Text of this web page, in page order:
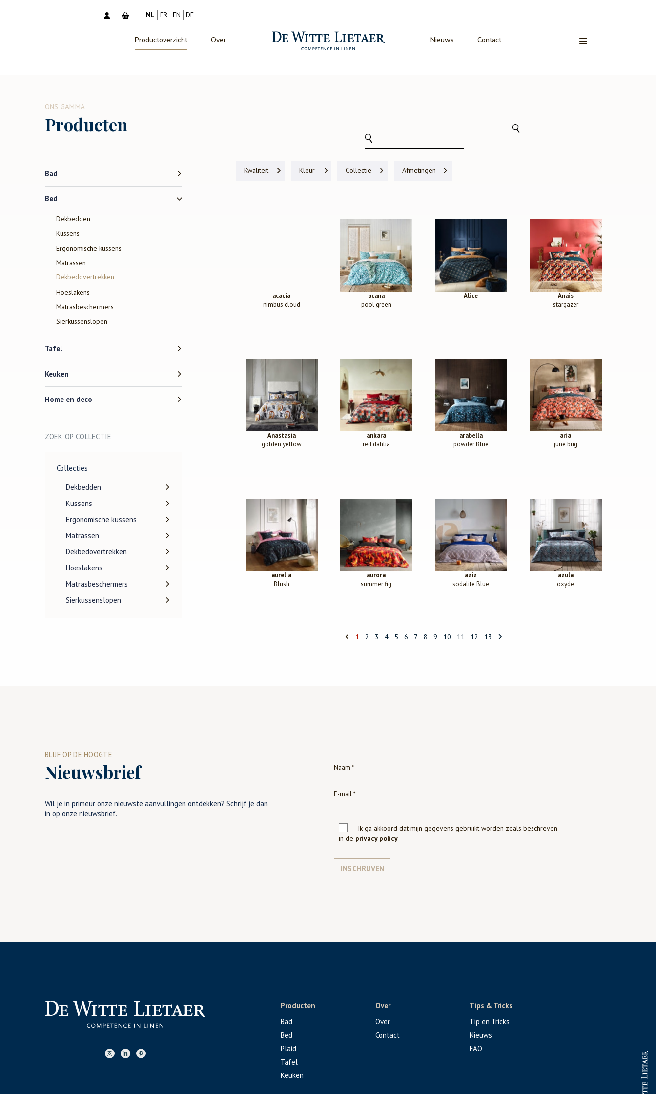
NL FR EN DE
Productoverzicht Over Nieuws Contact
ONS GAMMA
Producten
Bad
Bed
Dekbedden
Kussens
Ergonomische kussens
Matrassen
Dekbedovertrekken
Hoeslakens
Matrasbeschermers
Sierkussenslopen
Tafel
Keuken
Home en deco
ZOEK OP COLLECTIE
Collecties
Dekbedden
Kussens
Ergonomische kussens
Matrassen
Dekbedovertrekken
Hoeslakens
Matrasbeschermers
Sierkussenslopen
Kwaliteit Kleur Collectie Afmetingen
acacia
nimbus cloud
acana
pool green
Alice
Anais
stargazer
Anastasia
golden yellow
ankara
red dahlia
arabella
powder Blue
aria
june bug
aurelia
Blush
aurora
summer fig
aziz
sodalite Blue
azula
oxyde
1 2 3 4 5 6 7 8 9 10 11 12 13
BLIJF OP DE HOOGTE
Nieuwsbrief
Wil je in primeur onze nieuwste aanvullingen ontdekken? Schrijf je dan
in op onze nieuwsbrief.
Ik ga akkoord dat mijn gegevens gebruikt worden zoals beschreven
in de privacy policy
INSCHRIJVEN
Producten
Bad
Bed
Plaid
Tafel
Keuken
Over
Over
Contact
Tips & Tricks
Tip en Tricks
Nieuws
FAQ